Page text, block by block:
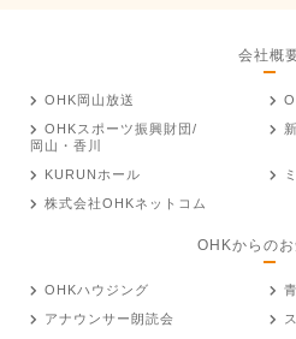
会社概
OHK岡山放送
OHKスポーツ振興財団/
岡山・香川
KURUNホール
株式会社OHKネットコム
OHKからの
OHKハウジング
アナウンサー朗読会